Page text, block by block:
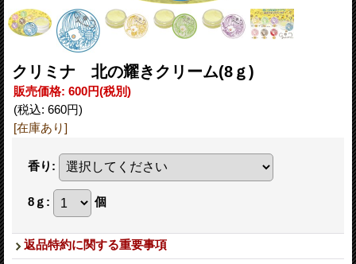
クリミナ 北の耀きクリーム(8ｇ)
販売価格: 600円(税別)
(税込: 660円)
[在庫あり]
香り :
8ｇ : 個
返品特約に関する重要事項